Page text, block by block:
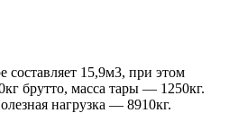
составляет 15,9м3, при этом
брутто, масса тары — 1250кг.
нагрузка — 8910кг.